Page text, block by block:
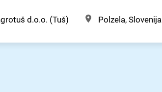
d.o.o. (Tuš) Polzela, Slovenija